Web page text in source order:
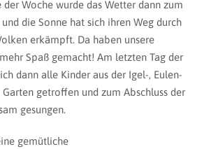
der Woche wurde das Wetter dann zum
die Sonne hat sich ihren Weg durch
erkämpft. Da haben unsere
Spaß gemacht! Am letzten Tag der
dann alle Kinder aus der Igel-, Eulen-
getroffen und zum Abschluss der
gesungen.
gemütliche